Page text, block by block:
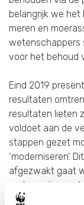
belangrijk we het
meren en
wetenschappers
voor het behoud
Eind 2019
resultaten
resultaten lieten
voldoet aan de
stappen gezet
‘moderniseren’.
afgezwakt gaat
gedaan zijn om